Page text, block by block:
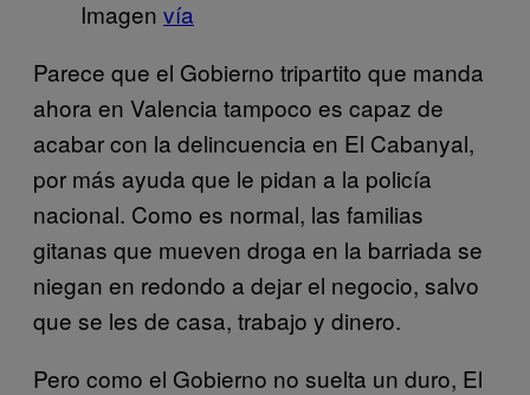
Imagen vía
Parece que el Gobierno tripartito que manda
ahora en Valencia tampoco es capaz de
acabar con la delincuencia en El Cabanyal,
por más ayuda que le pidan a la policía
nacional. Como es normal, las familias
gitanas que mueven droga en la barriada se
niegan en redondo a dejar el negocio, salvo
que se les de casa, trabajo y dinero.
Pero como el Gobierno no suelta un duro, El